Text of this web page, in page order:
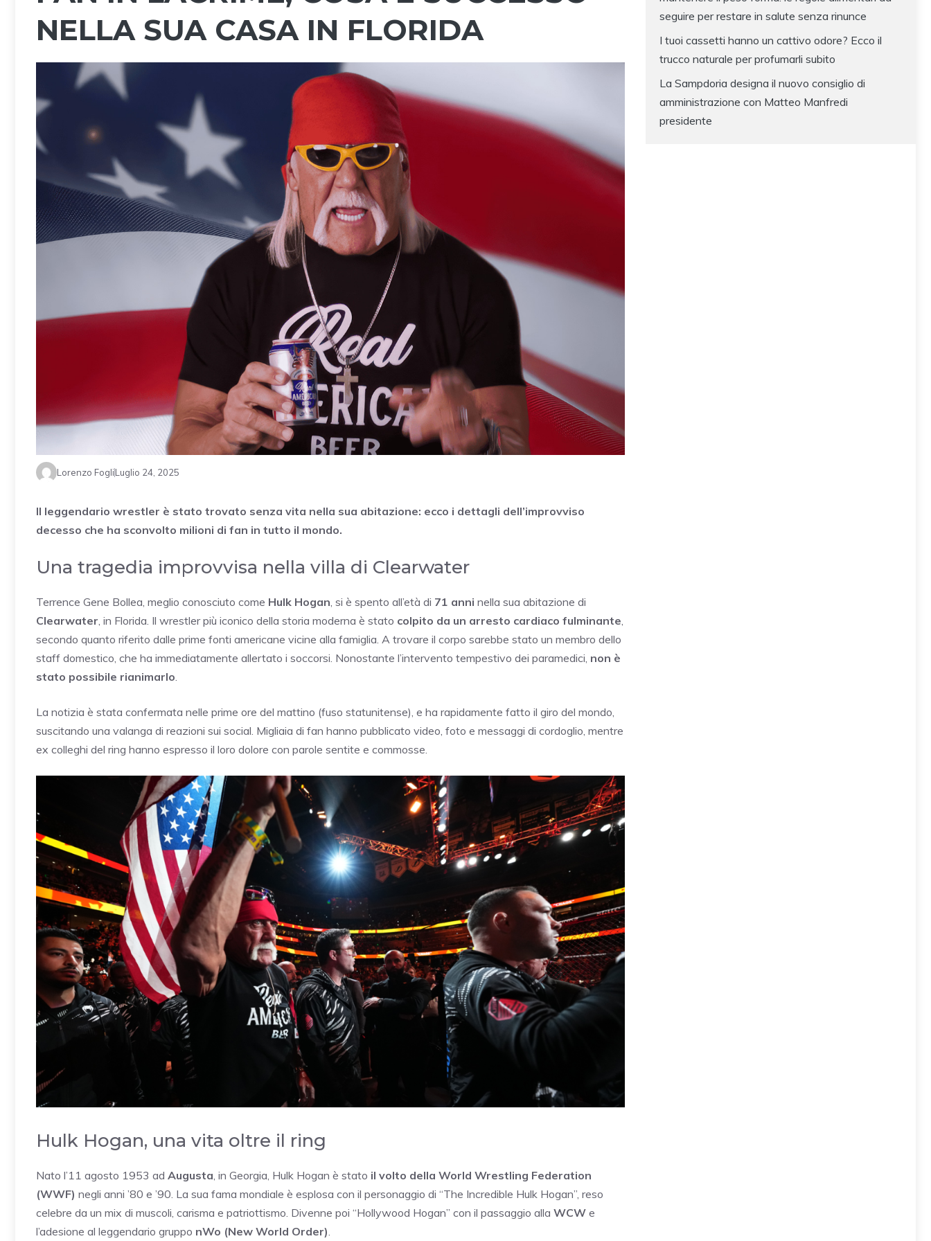
NELLA SUA CASA IN FLORIDA
Lorenzo FogliLuglio 24, 2025
Il leggendario wrestler è stato trovato senza vita nella sua abitazione: ecco i dettagli dell’improvviso
decesso che ha sconvolto milioni di fan in tutto il mondo.
Una tragedia improvvisa nella villa di Clearwater
Terrence Gene Bollea, meglio conosciuto come Hulk Hogan, si è spento all’età di 71 anni nella sua abitazione di
Clearwater, in Florida. Il wrestler più iconico della storia moderna è stato colpito da un arresto cardiaco fulminante,
secondo quanto riferito dalle prime fonti americane vicine alla famiglia. A trovare il corpo sarebbe stato un membro dello
staff domestico, che ha immediatamente allertato i soccorsi. Nonostante l’intervento tempestivo dei paramedici, non è
stato possibile rianimarlo.
La notizia è stata confermata nelle prime ore del mattino (fuso statunitense), e ha rapidamente fatto il giro del mondo,
suscitando una valanga di reazioni sui social. Migliaia di fan hanno pubblicato video, foto e messaggi di cordoglio, mentre
ex colleghi del ring hanno espresso il loro dolore con parole sentite e commosse.
Hulk Hogan, una vita oltre il ring
Nato l’11 agosto 1953 ad Augusta, in Georgia, Hulk Hogan è stato il volto della World Wrestling Federation
(WWF) negli anni ’80 e ’90. La sua fama mondiale è esplosa con il personaggio di “The Incredible Hulk Hogan”, reso
celebre da un mix di muscoli, carisma e patriottismo. Divenne poi “Hollywood Hogan” con il passaggio alla WCW e
l’adesione al leggendario gruppo nWo (New World Order).
seguire per restare in salute senza rinunce
I tuoi cassetti hanno un cattivo odore? Ecco il
trucco naturale per profumarli subito
La Sampdoria designa il nuovo consiglio di
amministrazione con Matteo Manfredi
presidente